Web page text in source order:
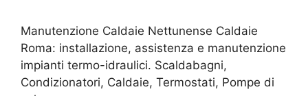
Manutenzione Caldaie Nettunense Caldaie
Roma: installazione, assistenza e manutenzione
impianti termo-idraulici. Scaldabagni,
Condizionatori, Caldaie, Termostati, Pompe di